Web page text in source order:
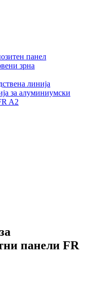
панел
зрна
линија
за алуминиумски
A2
панели FR